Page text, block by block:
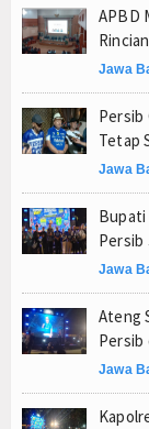
APBD
Jawa
Persib
Tetap
Jawa
Bupati
Persib
Jawa
Ateng
Persib
Jawa